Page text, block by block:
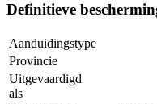
Definitieve
Aanduidingstype
Provincie
Uitgevaardigd
als